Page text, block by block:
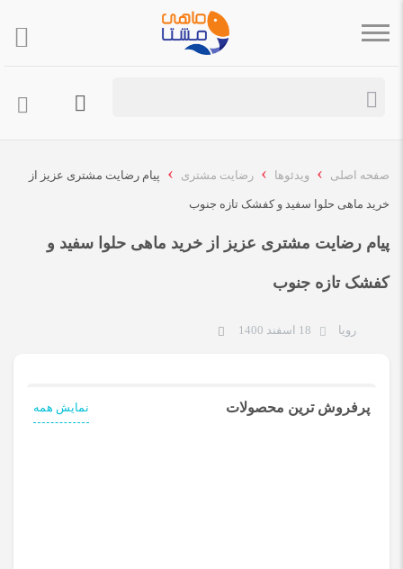
صفحه اصلی › ویدئوها › رضایت مشتری › پیام رضایت مشتری عزیز از
خرید ماهی حلوا سفید و کفشک تازه جنوب
پیام رضایت مشتری عزیز از خرید ماهی حلوا سفید و
کفشک تازه جنوب
رویا 18 اسفند 1400
پرفروش ترین محصولات نمایش همه